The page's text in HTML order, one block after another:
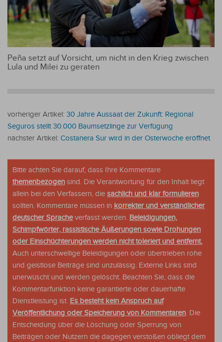
Peña setzt auf Vorsicht, um nicht in den Krieg zwischen
Lula und Milei zu geraten
vorheriger Artikel: 30 Jahre Aussaat der Zukunft: Regional
Seguros stellt 30.000 Baumsetzlinge zur Verfügung
nächster Artikel: Costanera Sur wird in der Osterwoche eröffnet
Bitte achten Sie darauf, dass Ihre Kommentare
themenbezogen sind. Die Verantwortung für den Inhalt liegt
allein bei den Verfassern, die sachlich und klar formulieren
sollten. Kommentare müssen in korrekter und verständlicher
deutscher Spracheverfasst werden. Beleidigungen,
Schimpfwörter, rassistische Äußerungen sowie Drohungen
oder Einschüchterungen werden nicht toleriert und entfernt.
Auch unterschwellige Beleidigungen oder übertrieben rohe
und geistlose Beiträge sind unzulässig. Externe Links sind
unerwüscht und werden gelöscht. Beachten Sie, dass die
Kommentarfunktion keine garantierte oder dauerhafte
Dienstleistung ist. Es besteht kein Anspruch auf
Veröffentlichung oder Speicherung von Kommentaren. Die
Entscheidung über die Löschung oder Sperrung von
Beiträgen oder Nutzern die dagegen verstoßen obliegt dem